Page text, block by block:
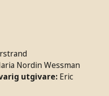
Nordin Wessman
utgivare: Eric